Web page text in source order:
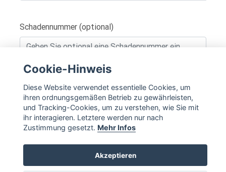
Schadennummer (optional)
IN DEN WARENKORB
Cookie-Hinweis
Diese Website verwendet essentielle Cookies, um
ihren ordnungsgemäßen Betrieb zu gewährleisten,
und Tracking-Cookies, um zu verstehen, wie Sie mit
ihr interagieren. Letztere werden nur nach
Zustimmung gesetzt. Mehr Infos
Akzeptieren